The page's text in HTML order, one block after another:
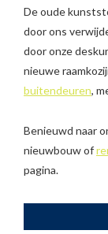
De oude
door ons
door onze
nieuwe
buitendeuren,
Benieuwd naar
nieuwbouw of
pagina.